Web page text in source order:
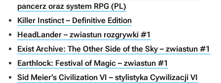
pancerz oraz system RPG (PL)
Killer Instinct – Definitive Edition
HeadLander – zwiastun rozgrywki #1
Exist Archive: The Other Side of the Sky – zwiastun #1
Earthlock: Festival of Magic – zwiastun #1
Sid Meier’s Civilization VI – stylistyka Cywilizacji VI